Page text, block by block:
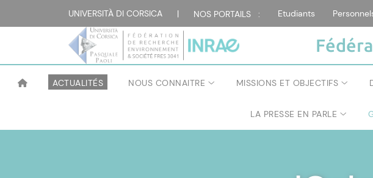
UNIVERSITÀ DI CORSICA | NOS PORTAILS : Etudiants
ACTUALITÉS NOUS CONNAITRE MISSIONS ET OBJECTIFS
LA PRESSE EN PARLE